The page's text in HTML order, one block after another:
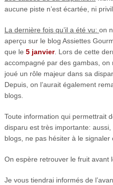
aucune piste n’est écartée, ni
La dernière fois qu’il a été vu: on
aperçu sur le blog Assiettes
que le 5 janvier. Lors de cette
accompagné par des gambas,
joué un rôle majeur dans sa
Depuis, on l’aurait également
blogs.
Toute information qui permettrait
disparu est très importante:
blogs, ne pas hésiter à le signaler
On espère retrouver le fruit avant
Je vous tiendrai informés de